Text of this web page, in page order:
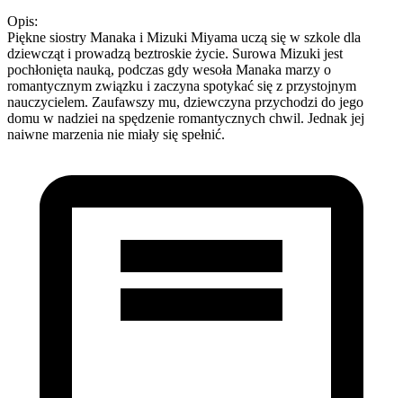
Opis:
Piękne siostry Manaka i Mizuki Miyama uczą się w szkole dla
dziewcząt i prowadzą beztroskie życie. Surowa Mizuki jest
pochłonięta nauką, podczas gdy wesoła Manaka marzy o
romantycznym związku i zaczyna spotykać się z przystojnym
nauczycielem. Zaufawszy mu, dziewczyna przychodzi do jego
domu w nadziei na spędzenie romantycznych chwil. Jednak jej
naiwne marzenia nie miały się spełnić.